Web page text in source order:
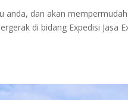
anda, dan akan
di bidang Expedisi Jasa